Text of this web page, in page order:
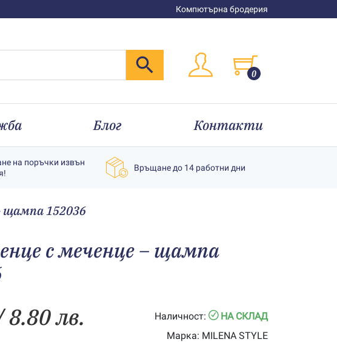
Компютърна бродерия
0
Блог Контакти
на поръчки извън
Връщане до 14 работни дни
щампа 152036
с меченце – щампа
лв. Наличност:
НА СКЛАД
Марка: MILENA STYLE